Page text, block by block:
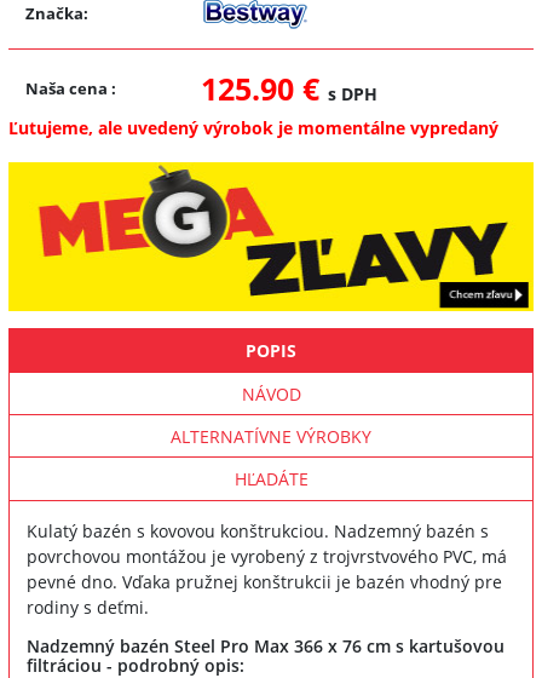
Značka:
Naša cena : 125.90 € s DPH
Ľutujeme, ale uvedený výrobok je momentálne vypredaný
POPIS
NÁVOD
ALTERNATÍVNE VÝROBKY
HĽADÁTE
Kulatý bazén s kovovou konštrukciou. Nadzemný bazén s
povrchovou montážou je vyrobený z trojvrstvového PVC, má
pevné dno. Vďaka pružnej konštrukcii je bazén vhodný pre
rodiny s deťmi.
Nadzemný bazén Steel Pro Max 366 x 76 cm s kartušovou
filtráciou - podrobný opis: